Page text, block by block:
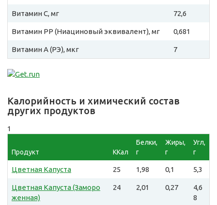
Витамин C, мг 72,6
Витамин PP (Ниациновый эквивалент), мг 0,681
Витамин A (РЭ), мкг 7
Калорийность и химический состав
других продуктов
1
Продукт ККал
Белки,
г
Жиры,
г
Угл,
г
Цветная Капуста 25 1,98 0,1 5,3
Цветная Капуста (Заморо
женная)
24 2,01 0,27
4,6
8